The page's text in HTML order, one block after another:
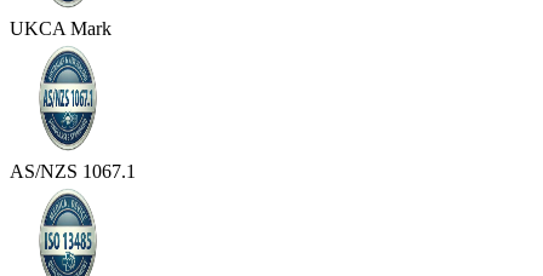
UKCA Mark
AS/NZS 1067.1